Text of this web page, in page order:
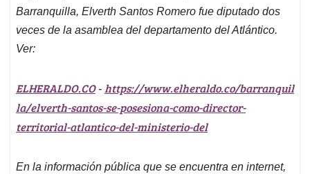
Barranquilla, Elverth Santos Romero fue diputado dos
veces de la asamblea del departamento del Atlántico.
Ver:
ELHERALDO.CO- https://www.elheraldo.co/barranquil
la/elverth-santos-se-posesiona-como-director-
territorial-atlantico-del-ministerio-del
En la información pública que se encuentra en internet,